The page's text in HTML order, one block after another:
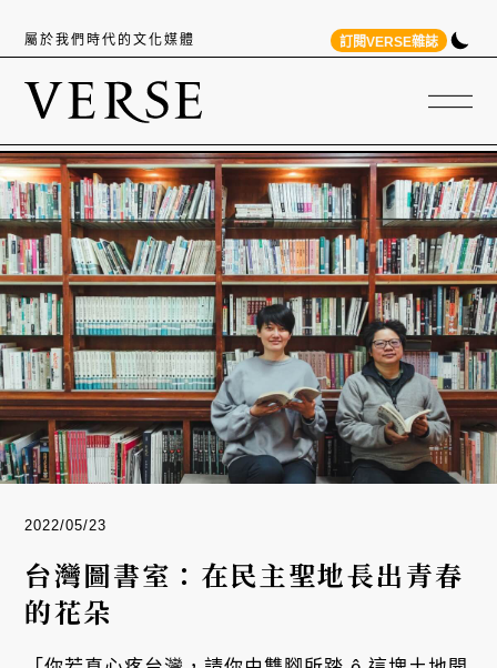
屬於我們時代的文化媒體 訂閱VERSE雜誌
2022/05/23
台灣圖書室：在民主聖地長出青春
的花朵